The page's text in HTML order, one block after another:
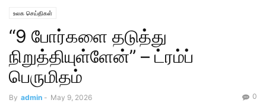
உலக செய்திகள்
“9 போர்களை தடுத்து
நிறுத்தியுள்ளேன்” – ட்ரம்ப்
பெருமிதம்
By admin - May 9, 2026 0